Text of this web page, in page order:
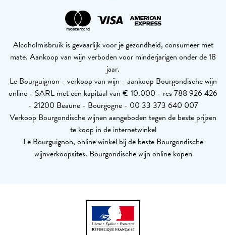
Alcoholmisbruik is gevaarlijk voor je gezondheid, consumeer met
mate. Aankoop van wijn verboden voor minderjarigen onder de 18
jaar.
Le Bourguignon - verkoop van wijn - aankoop Bourgondische wijn
online - SARL met een kapitaal van € 10.000 - rcs 788 926 426
- 21200 Beaune - Bourgogne - 00 33 373 640 007
Verkoop Bourgondische wijnen aangeboden tegen de beste prijzen
te koop in de internetwinkel
Le Bourguignon, online winkel bij de beste Bourgondische
wijnverkoopsites. Bourgondische wijn online kopen